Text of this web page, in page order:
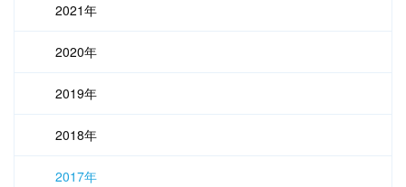
2021年
2020年
2019年
2018年
2017年